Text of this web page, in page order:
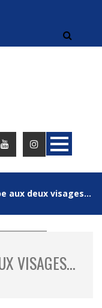
aux deux visages…
VISAGES…